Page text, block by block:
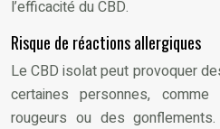
l’efficacité du CBD.
Risque de réactions allergiques
Le CBD isolat peut provoquer
certaines personnes,
rougeurs ou des